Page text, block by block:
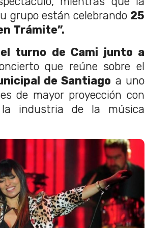
grupo están celebrando 25
Trámite”.
turno de Cami junto a
que reúne sobre el
de Santiago a uno
de mayor proyección con
industria de la música